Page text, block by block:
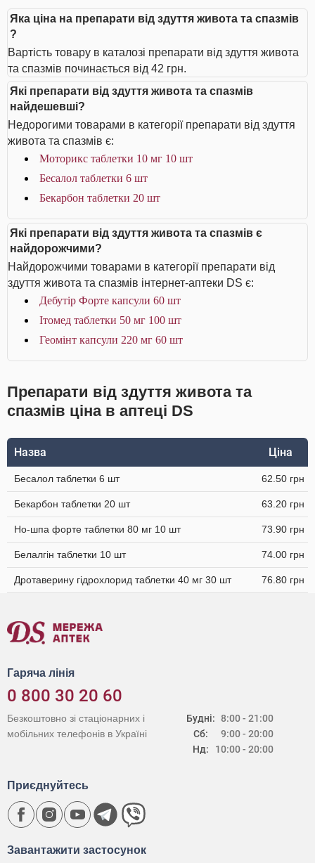
Яка ціна на препарати від здуття живота та спазмів
?
Вартість товару в каталозі препарати від здуття живота
та спазмів починається від 42 грн.
Які препарати від здуття живота та спазмів
найдешевші?
Недорогими товарами в категорії препарати від здуття
живота та спазмів є:
Моторикс таблетки 10 мг 10 шт
Бесалол таблетки 6 шт
Бекарбон таблетки 20 шт
Які препарати від здуття живота та спазмів є
найдорожчими?
Найдорожчими товарами в категорії препарати від
здуття живота та спазмів інтернет-аптеки DS є:
Дебутір Форте капсули 60 шт
Ітомед таблетки 50 мг 100 шт
Геомінт капсули 220 мг 60 шт
Препарати від здуття живота та
спазмів ціна в аптеці DS
Назва Ціна
Бесалол таблетки 6 шт 62.50 грн
Бекарбон таблетки 20 шт 63.20 грн
Но-шпа форте таблетки 80 мг 10 шт 73.90 грн
Белалгін таблетки 10 шт 74.00 грн
Дротаверину гідрохлорид таблетки 40 мг 30 шт 76.80 грн
Гаряча лінія
0 800 30 20 60
Будні:
Сб:
Нд:
8:00 - 21:00
9:00 - 20:00
10:00 - 20:00
Безкоштовно зі стаціонарних і
мобільних телефонів в Україні
Завантажити застосунок
Приєднуйтесь